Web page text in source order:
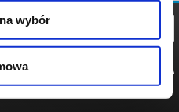
wybór
POLITYKA